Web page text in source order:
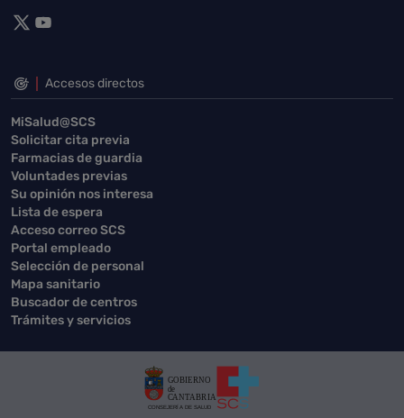
Accesos directos
MiSalud@SCS
Solicitar cita previa
Farmacias de guardia
Voluntades previas
Su opinión nos interesa
Lista de espera
Acceso correo SCS
Portal empleado
Selección de personal
Mapa sanitario
Buscador de centros
Trámites y servicios